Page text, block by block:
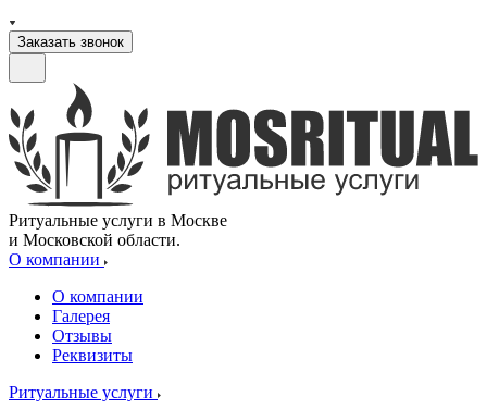
Заказать звонок
Ритуальные услуги в Москве
и Московской области.
О компании
О компании
Галерея
Отзывы
Реквизиты
Ритуальные услуги